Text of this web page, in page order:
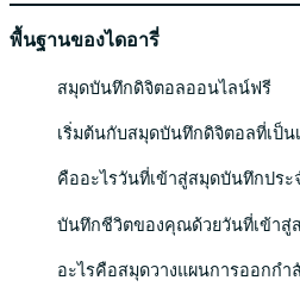
พื้นฐานของไดอารี่
สมุดบันทึกดิจิตอลออนไลน์ฟรี
เริ่มต้นกับสมุดบันทึกดิจิตอลที่เป็
คืออะไรวันที่เข้าสู่สมุดบันทึกประ
บันทึกชีวิตของคุณด้วยวันที่เข้าสู่
อะไรคือสมุดวางแผนการออกกำ